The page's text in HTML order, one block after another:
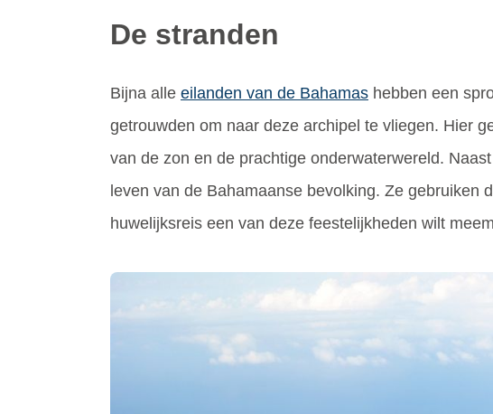
De stranden
Bijna alle eilanden van de Bahamas hebben een
getrouwden om naar deze archipel te vliegen. Hier
van de zon en de prachtige onderwaterwereld.
leven van de Bahamaanse bevolking. Ze gebruiken
huwelijksreis een van deze feestelijkheden wilt